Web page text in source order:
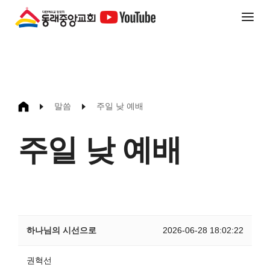
말씀 주일 낮 예배
주일 낮 예배
하나님의 시선으로 2026-06-28 18:02:22
권혁선